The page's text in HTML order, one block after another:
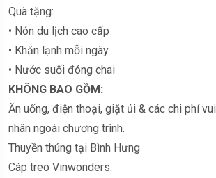
Quà tặng:
• Nón du lịch cao cấp
• Khăn lạnh mỗi ngày
• Nước suối đóng chai
KHÔNG BAO GỒM:
Ăn uống, điện thoại, giặt ủi & các chi phí
nhân ngoài chương trình.
Thuyền thúng tại Bình Hưng
Cáp treo Vinwonders.